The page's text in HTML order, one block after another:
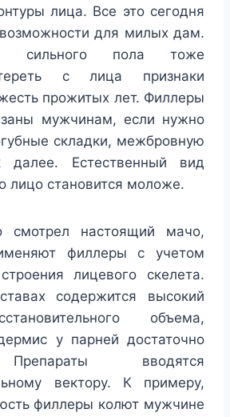
лица. Все это сегодня
для милых дам.
сильного пола тоже
с лица признаки
прожитых лет. Филлеры
мужчинам, если нужно
складки, межбровную
Естественный вид
лицо становится моложе.
настоящий мачо,
филлеры с учетом
лицевого скелета.
содержится высокий
объема,
у парней достаточно
вводятся
вектору. К примеру,
филлеры колют мужчине